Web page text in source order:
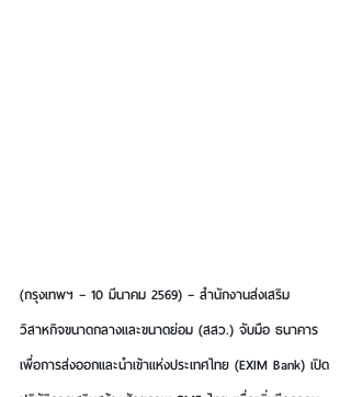
(กรุงเทพฯ – 10 มีนาคม 2569) – สำนักงานส่งเสริม
วิสาหกิจขนาดกลางและขนาดย่อม (สสว.) จับมือ ธนาคาร
เพื่อการส่งออกและนำเข้าแห่งประเทศไทย (EXIM Bank) เปิด